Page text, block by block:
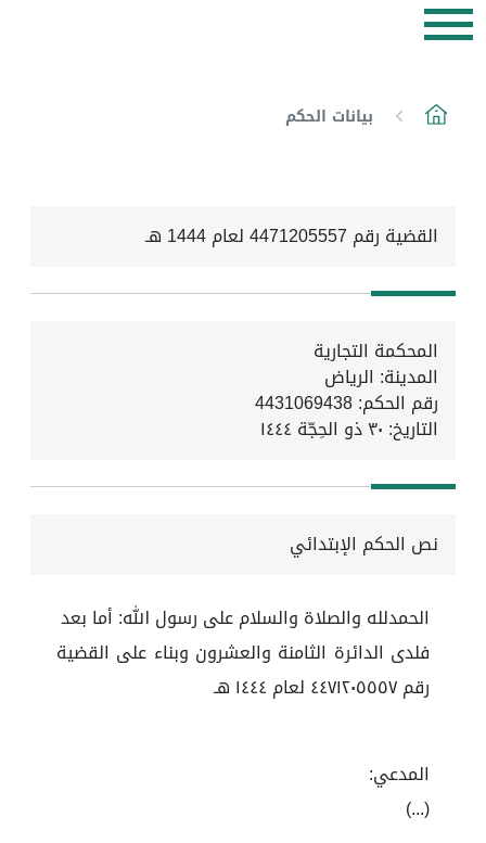
بيانات الحكم
القضية رقم 4471205557 لعام 1444 هـ
المحكمة التجارية
المدينة: الرياض
رقم الحكم: 4431069438
التاريخ: ٣٠ ذو الحِجّة ١٤٤٤
نص الحكم الإبتدائي
الحمدلله والصلاة والسلام على رسول الله: أما بعد
فلدى الدائرة الثامنة والعشرون وبناء على القضية
رقم ٤٤٧١٢٠٥٥٥٧ لعام ١٤٤٤ هـ
المدعي:
(...)